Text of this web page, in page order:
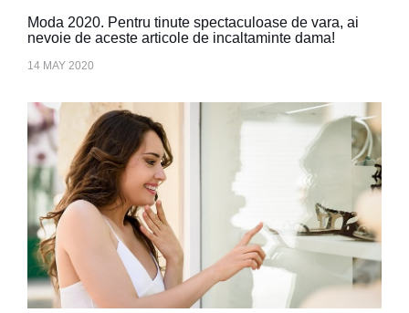
Moda 2020. Pentru tinute spectaculoase de vara, ai
nevoie de aceste articole de incaltaminte dama!
14 MAY 2020